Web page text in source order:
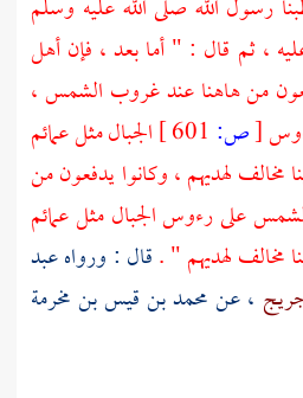
رسول الله صلى الله عليه وسلم
، ثم قال : " أما بعد ، فإن أهل
من هاهنا عند غروب الشمس ،
[ص:
الجبال مثل عمائم
مخالف لهديهم ، وكانوا يدفعون من
على رءوس الجبال مثل عمائم
مخالف لهديهم " .قال : ورواهعبد
، عنمحمد بن قيس بن مخرمة